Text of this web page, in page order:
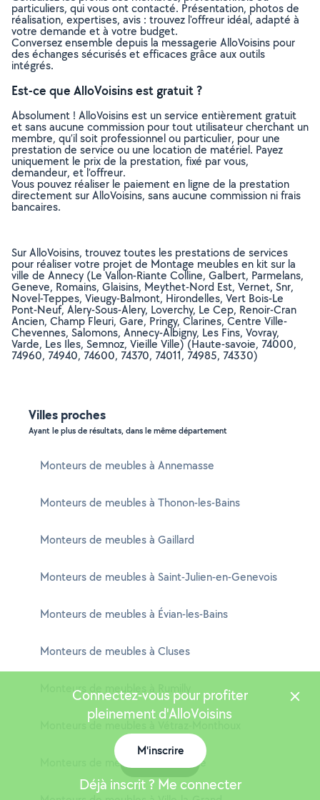
particuliers, qui vous ont contacté. Présentation, photos de
réalisation, expertises, avis : trouvez l'offreur idéal, adapté à
votre demande et à votre budget.
Conversez ensemble depuis la messagerie AlloVoisins pour
des échanges sécurisés et efficaces grâce aux outils
intégrés.
Est-ce que AlloVoisins est gratuit ?
Absolument ! AlloVoisins est un service entièrement gratuit
et sans aucune commission pour tout utilisateur cherchant un
membre, qu’il soit professionnel ou particulier, pour une
prestation de service ou une location de matériel. Payez
uniquement le prix de la prestation, fixé par vous,
demandeur, et l’offreur.
Vous pouvez réaliser le paiement en ligne de la prestation
directement sur AlloVoisins, sans aucune commission ni frais
bancaires.
Sur AlloVoisins, trouvez toutes les prestations de services
pour réaliser votre projet de Montage meubles en kit sur la
ville de Annecy (Le Vallon-Riante Colline, Galbert, Parmelans,
Geneve, Romains, Glaisins, Meythet-Nord Est, Vernet, Snr,
Novel-Teppes, Vieugy-Balmont, Hirondelles, Vert Bois-Le
Pont-Neuf, Alery-Sous-Alery, Loverchy, Le Cep, Renoir-Cran
Ancien, Champ Fleuri, Gare, Pringy, Clarines, Centre Ville-
Chevennes, Salomons, Annecy-Albigny, Les Fins, Vovray,
Varde, Les Iles, Semnoz, Vieille Ville) (Haute-savoie, 74000,
74960, 74940, 74600, 74370, 74011, 74985, 74330)
Villes proches
Ayant le plus de résultats, dans le même département
Monteurs de meubles à Annemasse
Monteurs de meubles à Thonon-les-Bains
Monteurs de meubles à Gaillard
Monteurs de meubles à Saint-Julien-en-Genevois
Monteurs de meubles à Évian-les-Bains
Monteurs de meubles à Cluses
Monteurs de meubles à Rumilly
Monteurs de meubles à Vétraz-Monthoux
Monteurs de meubles à Bonneville
Connectez-vous pour profiter
pleinement d'AlloVoisins
M'inscrire
Déjà inscrit ? Me connecter